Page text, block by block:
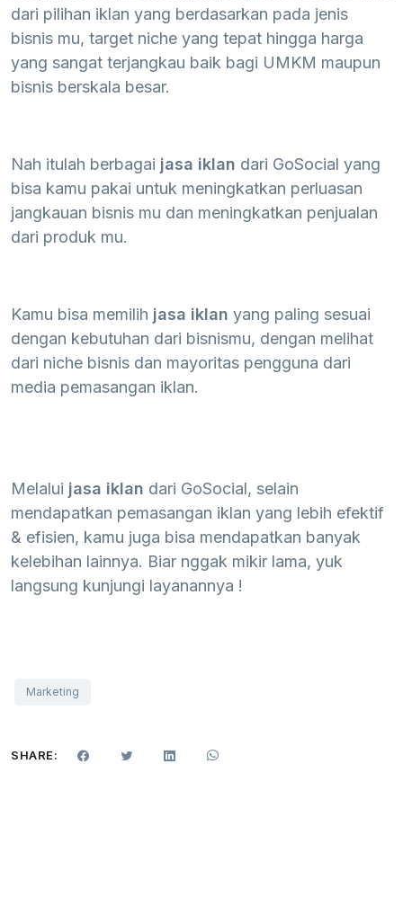
dari pilihan iklan yang berdasarkan pada jenis
bisnis mu, target niche yang tepat hingga harga
yang sangat terjangkau baik bagi UMKM maupun
bisnis berskala besar.
Nah itulah berbagai jasa iklan dari GoSocial yang
bisa kamu pakai untuk meningkatkan perluasan
jangkauan bisnis mu dan meningkatkan penjualan
dari produk mu.
Kamu bisa memilih jasa iklan yang paling sesuai
dengan kebutuhan dari bisnismu, dengan melihat
dari niche bisnis dan mayoritas pengguna dari
media pemasangan iklan.
Melalui jasa iklan dari GoSocial, selain
mendapatkan pemasangan iklan yang lebih efektif
& efisien, kamu juga bisa mendapatkan banyak
kelebihan lainnya. Biar nggak mikir lama, yuk
langsung kunjungi layanannya !
Marketing
SHARE: